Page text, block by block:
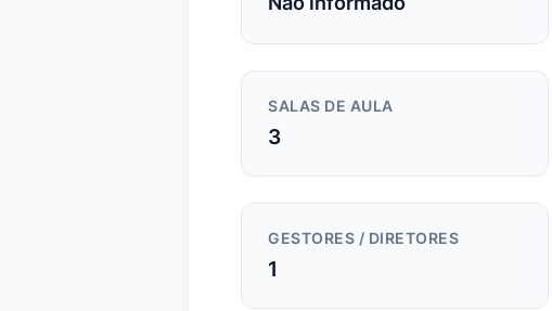
SALAS DE AULA
3
GESTORES / DIRETORES
1